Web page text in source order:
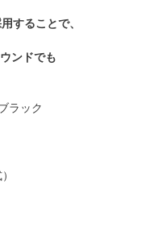
することで、
ンドでも
ラック